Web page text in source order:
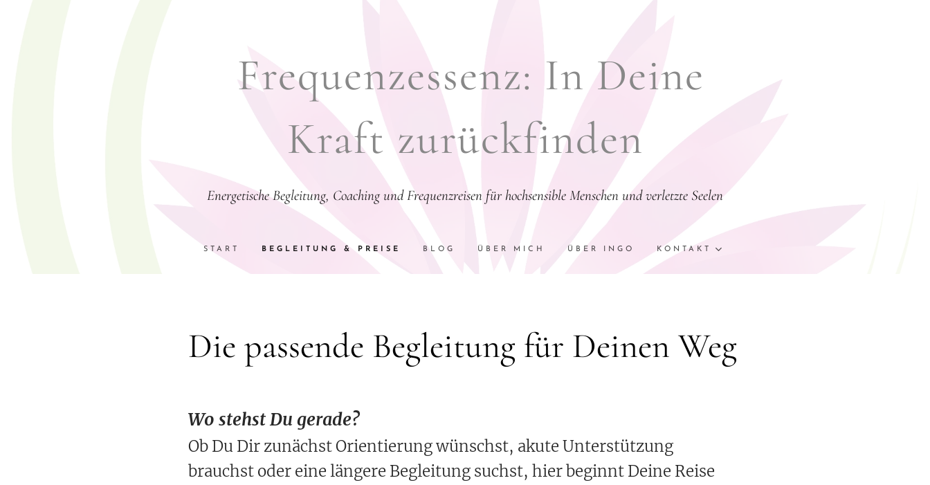
Frequenzessenz: In Deine
Kraft zurückfinden
Energetische Begleitung, Coaching und Frequenzreisen für hochsensible Menschen und verletzte Seelen
START BEGLEITUNG & PREISE BLOG ÜBER MICH ÜBER INGO KONTAKT
Die passende Begleitung für Deinen Weg
Wo stehst Du gerade?
Ob Du Dir zunächst Orientierung wünschst, akute Unterstützung
brauchst oder eine längere Begleitung suchst, hier beginnt Deine Reise